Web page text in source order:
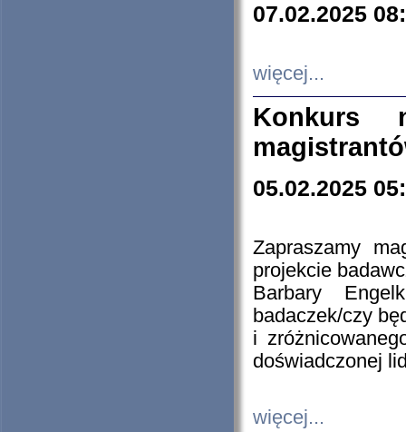
07.02.2025
więcej...
Konkurs
05.02.2025
Zapraszamy
projekcie
Barbary
badaczek/czy
i
doświadczonej
więcej...